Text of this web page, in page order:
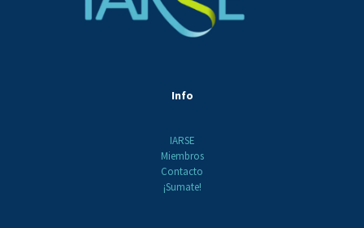
Info
IARSE
Miembros
Contacto
¡Sumate!